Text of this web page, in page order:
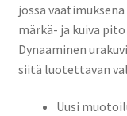
jossa
märkä- ja kuiva
Dynaaminen
siitä luotettavan
Uusi